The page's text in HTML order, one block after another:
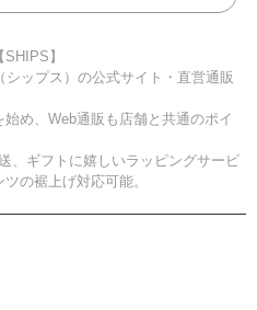
】
ップス）の公式サイト・直営通販
め、Web通販も店舗と共通のポイ
、ギフトに嬉しいラッピングサービ
の裾上げ対応可能。